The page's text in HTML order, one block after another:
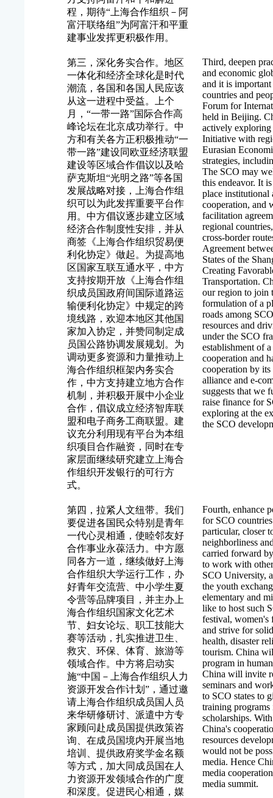
程，期待“上海合作组织－阿
富汗联络组”为阿富汗和平重
建事业发挥更积极作用。
第三，深化务实合作。地区
一体化和经济全球化是时代
潮流，各国和各国人民应该
从这一进程中受益。上个
月，“一带一路”国际合作高
峰论坛在北京成功举行。中
方和有关各方正积极推动“一
带一路”建设同欧亚经济联盟
建设等区域合作倡议以及哈
萨克斯坦“光明之路”等各国
发展战略对接，上海合作组
织可以为此发挥重要平台作
用。中方倡议逐步建立区域
经济合作制度性安排，并从
商签《上海合作组织贸易便
利化协定》做起。为提高地
区国家互联互通水平，中方
支持按期开放《上海合作组
织成员国政府间国际道路运
输便利化协定》中规定的跨
境线路，欢迎本地区其他国
家加入协定，并赞同制定成
员国公路协调发展规划。为
调动更多资源和力量推动上
海合作组织框架内务实合
作，中方支持建立地方合作
机制，并积极开展中小企业
合作，倡议成立经济智库联
盟和电子商务工商联盟。建
议充分利用现有平台为本组
织项目合作融资，同时在专
家层面继续研究建立上海合
作组织开发银行的可行方
式。
Third, deepen
and economic
and it is
countries and
Forum for
held in Beijing.
actively exploring
Initiative with
Eurasian
strategies,
The SCO may
this endeavor. It
place institutional
cooperation, and
facilitation
regional
cross-border
Agreement
States of the
Creating
Transportation.
our region to join
formulation of a
roads among
resources and
under the SCO
establishment of
cooperation and
cooperation by
alliance and e-
suggests that we
raise finance for
exploring at the
the SCO
第四，拉紧人文纽带。我们
要促进各国民众特别是青年
一代心灵相通，使睦邻友好
合作事业永葆活力。中方愿
同各方一道，继续做好上海
合作组织大学运行工作，办
好青年交流营、中小学生夏
令营等品牌项目，并主办上
海合作组织国家文化艺术
节、妇女论坛、职工技能大
赛等活动，扎实推进卫生、
救灾、环保、体育、旅游等
领域合作。中方将启动实
施“中国－上海合作组织人力
资源开发合作计划”，通过邀
请上海合作组织成员国人员
来华研修研讨、派遣中方专
家顾问赴成员国提供政策咨
询、在成员国境内开展当地
培训、提供政府奖学金名额
等方式，加大同成员国在人
力资源开发领域合作的广度
和深度。促进民心相通，媒
Fourth, enhance
for SCO
particular, closer
neighborliness
carried forward
to work with other
SCO University,
the youth
elementary and
like to host such
festival, women's
and strive for
health, disaster
tourism. China
program in
China will invite
seminars and
to SCO states to
training programs
scholarships.
China's
resources
would not be
media. Hence
media
media summit.